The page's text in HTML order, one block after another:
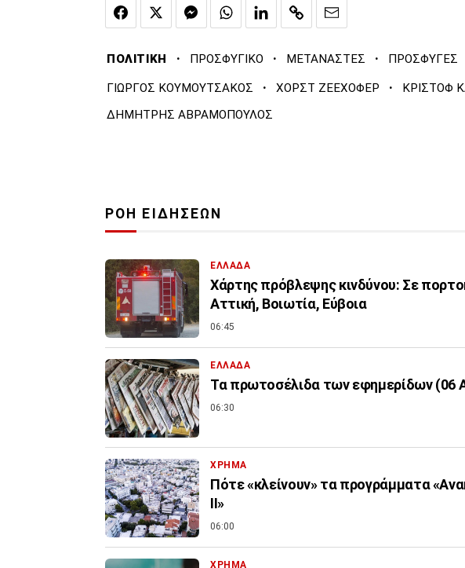
ΠΟΛΙΤΙΚΗ · ΠΡΟΣΦΥΓΙΚΟ · ΜΕΤΑΝΑΣΤΕΣ · ΠΡΟΣΦΥΓΕΣ
ΓΙΩΡΓΟΣ ΚΟΥΜΟΥΤΣΑΚΟΣ · ΧΟΡΣΤ ΖΕΕΧΟΦΕΡ · ΚΡΙΣΤΟΦ
ΔΗΜΗΤΡΗΣ ΑΒΡΑΜΟΠΟΥΛΟΣ
ΡΟΗ ΕΙΔΗΣΕΩΝ
ΕΛΛΑΔΑ
Χάρτης πρόβλεψης κινδύνου: Σε
Αττική, Βοιωτία, Εύβοια
06:45
ΕΛΛΑΔΑ
Τα πρωτοσέλιδα των εφημερίδων (06
06:30
ΧΡΗΜΑ
Πότε «κλείνουν» τα προγράμματα
ΙΙ»
06:00
ΧΡΗΜΑ